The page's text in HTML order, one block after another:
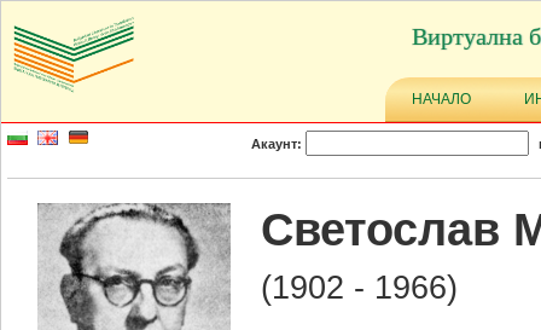
Виртуална
НАЧАЛО
Акаунт:
Светослав
(1902 - 1966)